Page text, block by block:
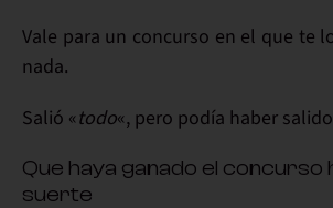
Vale para un concurso en el que te
nada.
Salió «todo«, pero podía haber
Que haya ganado el concurso
suerte